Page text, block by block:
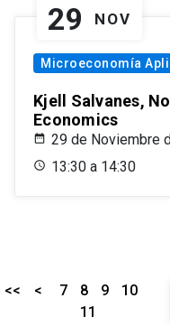
29 NOV
Microeconomía
Kjell Salvanes,
Economics
29 de Noviembre
13:30 a 14:30
<< < 7 8 9
10
11